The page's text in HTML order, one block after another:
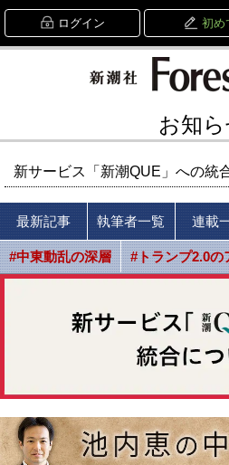
ログイン 初め
お知
新サービス「新潮QUE」への統
最新記事 執筆者一覧 連載
#中東動乱の深層 #トランプ2.0の